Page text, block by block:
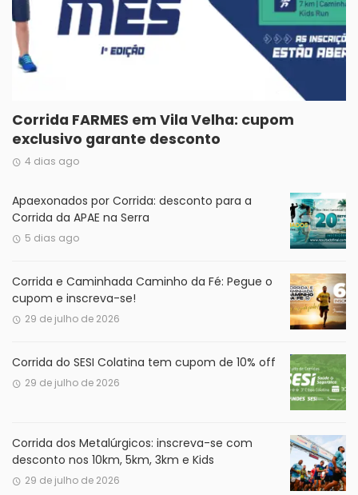
Corrida FARMES em Vila Velha: cupom
exclusivo garante desconto
4 dias ago
Apaexonados por Corrida: desconto para a
Corrida da APAE na Serra
5 dias ago
Corrida e Caminhada Caminho da Fé: Pegue o
cupom e inscreva-se!
29 de julho de 2026
Corrida do SESI Colatina tem cupom de 10% off
29 de julho de 2026
Corrida dos Metalúrgicos: inscreva-se com
desconto nos 10km, 5km, 3km e Kids
29 de julho de 2026